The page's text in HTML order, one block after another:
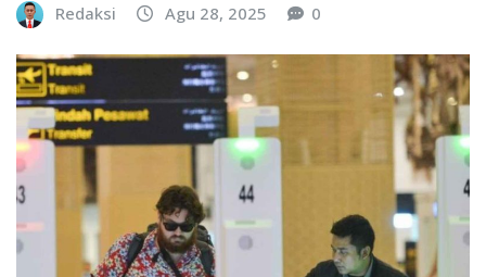
Redaksi Agu 28, 2025 0